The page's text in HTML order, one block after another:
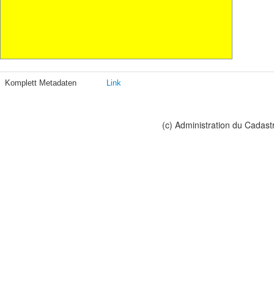
Komplett Metadaten Link
(c) Administration du